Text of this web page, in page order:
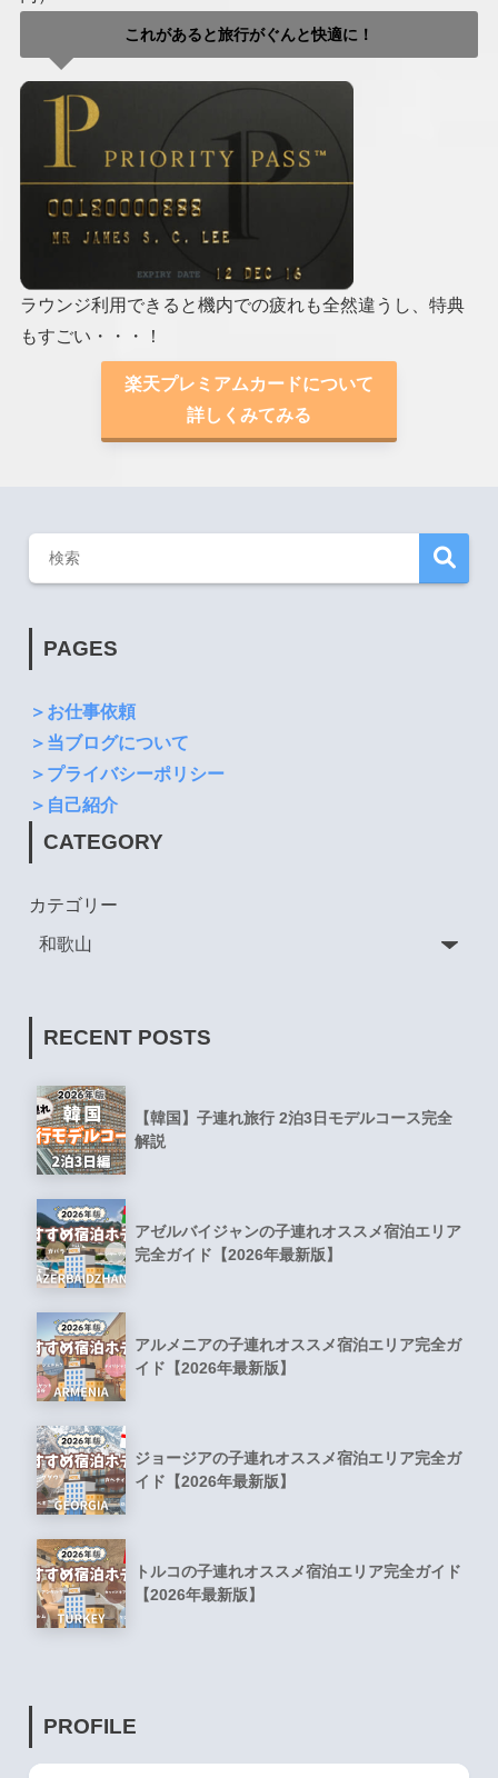
これがあると旅行がぐんと快適に！
ラウンジ利用できると機内での疲れも全然違うし、特典
もすごい・・・！
楽天プレミアムカードについて
詳しくみてみる
PAGES
＞お仕事依頼
＞当ブログについて
＞プライバシーポリシー
＞自己紹介
CATEGORY
カテゴリー
RECENT POSTS
【韓国】子連れ旅行 2泊3日モデルコース完全
解説
アゼルバイジャンの子連れオススメ宿泊エリア
完全ガイド【2026年最新版】
アルメニアの子連れオススメ宿泊エリア完全ガ
イド【2026年最新版】
ジョージアの子連れオススメ宿泊エリア完全ガ
イド【2026年最新版】
トルコの子連れオススメ宿泊エリア完全ガイド
【2026年最新版】
PROFILE